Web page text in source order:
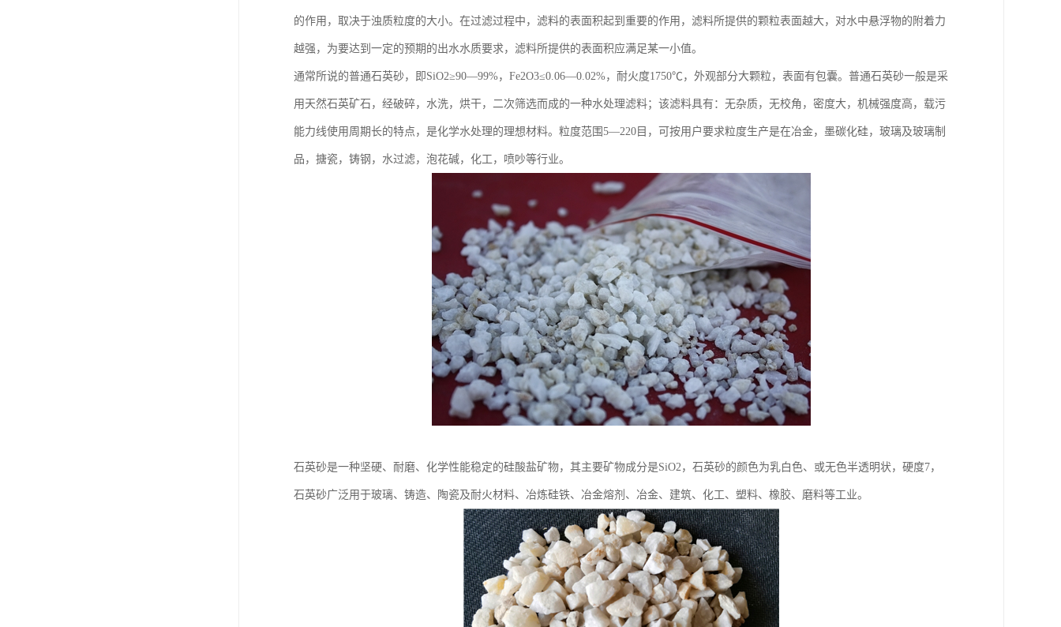
的作用，取决于浊质粒度的大小。在过滤过程中，滤料的表面积起到重要的作用，滤料所提供的颗粒表面越大，对水中悬浮物的附着力
越强，为要达到一定的预期的出水水质要求，滤料所提供的表面积应满足某一小值。
通常所说的普通石英砂，即SiO2≥90—99%，Fe2O3≤0.06—0.02%，耐火度1750℃，外观部分大颗粒，表面有包囊。普通石英砂一般是采
用天然石英矿石，经破碎，水洗，烘干，二次筛选而成的一种水处理滤料；该滤料具有：无杂质，无校角，密度大，机械强度高，载污
能力线使用周期长的特点，是化学水处理的理想材料。粒度范围5—220目，可按用户要求粒度生产是在冶金，墨碳化硅，玻璃及玻璃制
品，搪瓷，铸钢，水过滤，泡花碱，化工，喷吵等行业。
石英砂是一种坚硬、耐磨、化学性能稳定的硅酸盐矿物，其主要矿物成分是SiO2，石英砂的颜色为乳白色、或无色半透明状，硬度7，
石英砂广泛用于玻璃、铸造、陶瓷及耐火材料、冶炼硅铁、冶金熔剂、冶金、建筑、化工、塑料、橡胶、磨料等工业。